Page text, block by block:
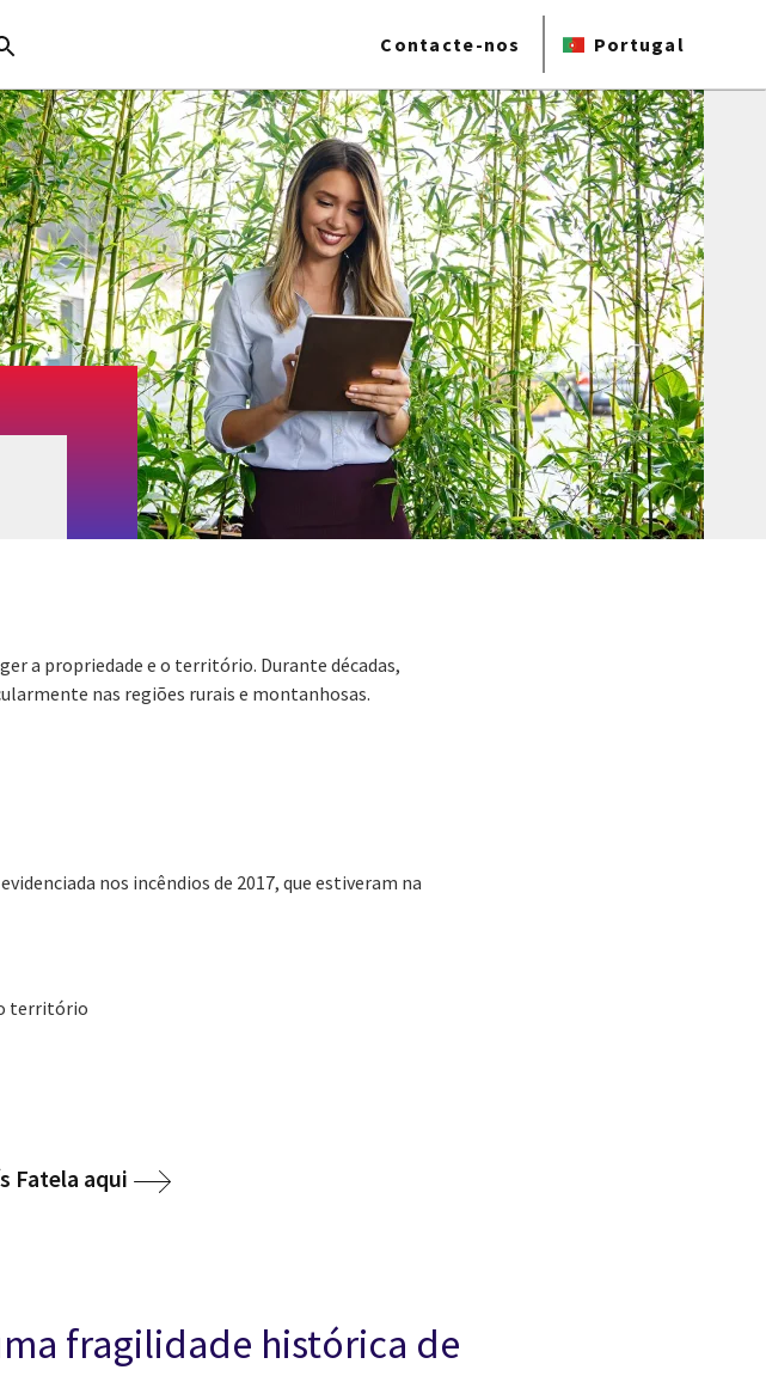
Contacte-nos Portugal
a propriedade e o território. Durante décadas,
nas regiões rurais e montanhosas.
nos incêndios de 2017, que estiveram na
território
Fatela aqui
fragilidade histórica de